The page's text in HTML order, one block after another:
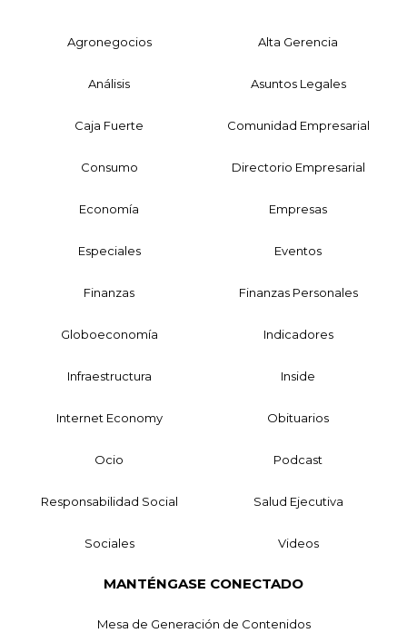
Agronegocios Alta Gerencia
Análisis Asuntos Legales
Caja Fuerte Comunidad Empresarial
Consumo Directorio Empresarial
Economía Empresas
Especiales Eventos
Finanzas Finanzas Personales
Globoeconomía Indicadores
Infraestructura Inside
Internet Economy Obituarios
Ocio Podcast
Responsabilidad Social Salud Ejecutiva
Sociales Videos
MANTÉNGASE CONECTADO
Mesa de Generación de Contenidos